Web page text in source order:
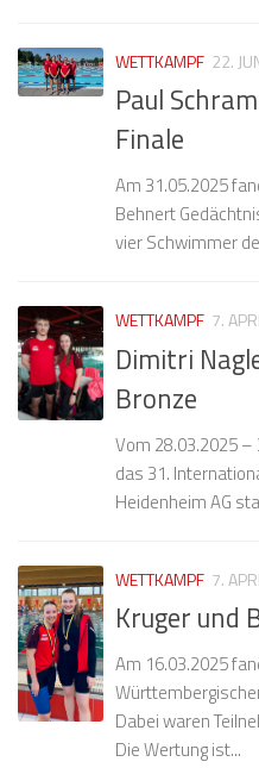
WETTKAMPF 22.
Paul
Finale
Am 31.05.2025
Behnert
vier Schwimmer
WETTKAMPF 7.
Dimitri
Bronze
Vom 28.03.2025
das 31.
Heidenheim AG
WETTKAMPF 7.
Kruger und
Am 16.03.2025
Dabei waren
Die Wertung ist...